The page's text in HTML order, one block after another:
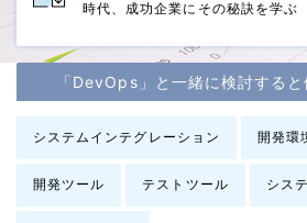
時代、成功企業にその秘訣を学ぶ
「DevOps」と一緒に検討する
システムインテグレーション 開発環
開発ツール テストツール シス